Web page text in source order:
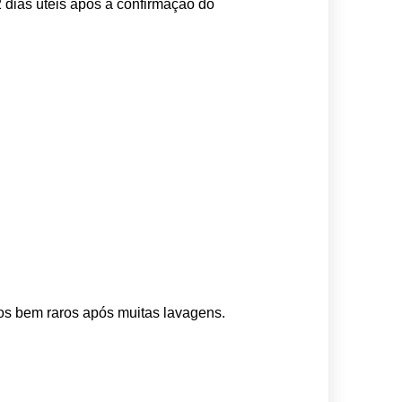
úteis após a confirmação do
bem raros após muitas lavagens.